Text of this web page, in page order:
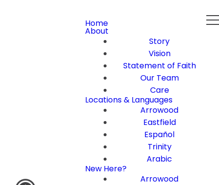
Home
About
Story
Vision
Statement of Faith
Our Team
Care
Locations & Languages
Arrowood
Eastfield
Español
Trinity
Arabic
New Here?
Arrowood